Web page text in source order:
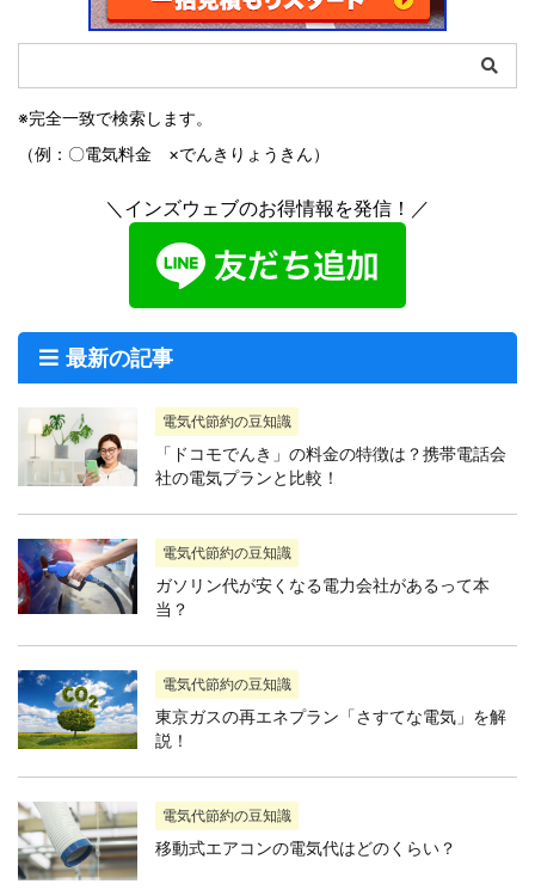
※完全一致で検索します。
（例：〇電気料金 ×でんきりょうきん）
＼インズウェブのお得情報を発信！／
最新の記事
電気代節約の豆知識
「ドコモでんき」の料金の特徴は？携帯電話会
社の電気プランと比較！
電気代節約の豆知識
ガソリン代が安くなる電力会社があるって本
当？
電気代節約の豆知識
東京ガスの再エネプラン「さすてな電気」を解
説！
電気代節約の豆知識
移動式エアコンの電気代はどのくらい？